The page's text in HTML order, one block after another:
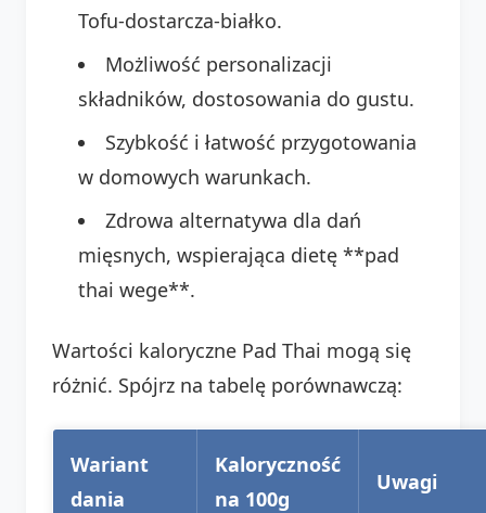
Tofu-dostarcza-białko.
Możliwość personalizacji
składników, dostosowania do gustu.
Szybkość i łatwość przygotowania
w domowych warunkach.
Zdrowa alternatywa dla dań
mięsnych, wspierająca dietę **pad
thai wege**.
Wartości kaloryczne Pad Thai mogą się
różnić. Spójrz na tabelę porównawczą:
Wariant
dania
Kaloryczność
na 100g
Uwagi